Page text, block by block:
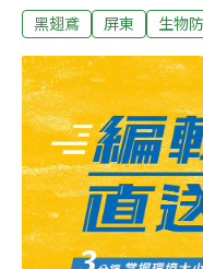
現了上千張模樣逗趣
的活動範圍就在平地
都有機會出現。一般
於農民種植的鳳梨是
取投放老鼠藥的方式
田上搭設高聳的猛禽
猛禽前來停棲，幫忙
治方式，避免老鼠藥可
毒，形成正向循環，
黑翅鳶 屏東 生物